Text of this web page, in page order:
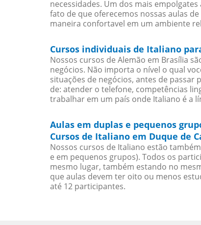
necessidades. Um dos mais
fato de que oferecemos nossas aulas
maneira confortavel em um ambiente
Cursos individuais de Italiano
Nossos cursos de Alemão em Brasília
negócios. Não importa o nível o qual
situações de negócios, antes de
de: atender o telefone, competências
trabalhar em um país onde Italiano é a
Aulas em duplas e pequenos
Cursos de Italiano em Duque de
Nossos cursos de Italiano estão
e em pequenos grupos). Todos os
mesmo lugar, também estando no
que aulas devem ter oito ou menos
até 12 participantes.